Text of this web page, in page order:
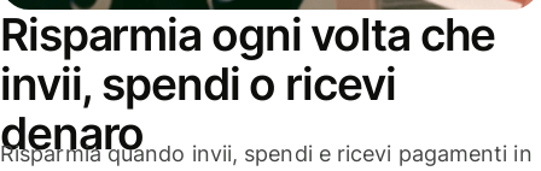
Risparmia ogni volta che
invii, spendi o ricevi
denaro
Risparmia quando invii, spendi e ricevi pagamenti in